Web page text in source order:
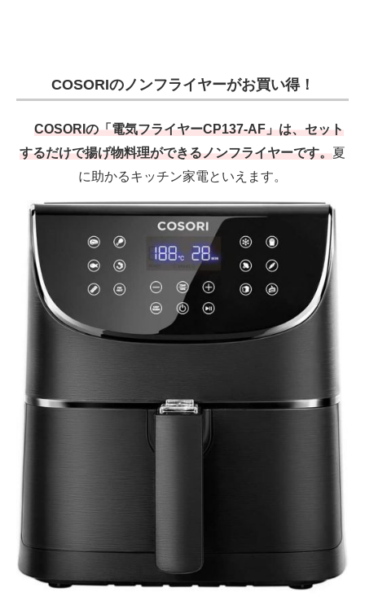
COSORIのノンフライヤーがお買い得！
COSORIの「電気フライヤーCP137-AF」は、セット
するだけで揚げ物料理ができるノンフライヤーです。夏
に助かるキッチン家電といえます。